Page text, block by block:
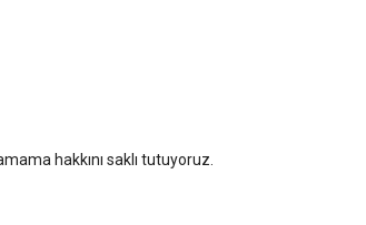
hakkını saklı tutuyoruz.